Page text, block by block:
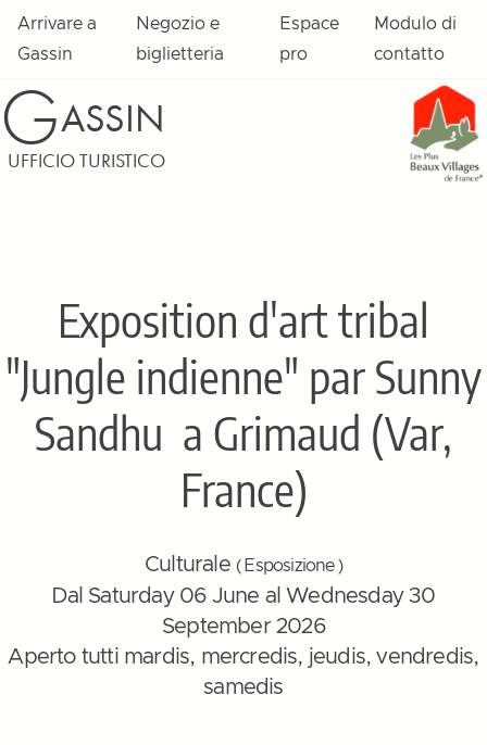
Arrivare a
Gassin
Negozio e
biglietteria
Espace
pro
Modulo di
contatto
GASSIN
UFFICIO TURISTICO
Exposition d'art tribal
"Jungle indienne" par Sunny
Sandhu a Grimaud (Var,
France)
Culturale ( Esposizione )
Dal Saturday 06 June al Wednesday 30
September 2026
Aperto tutti mardis, mercredis, jeudis, vendredis,
samedis